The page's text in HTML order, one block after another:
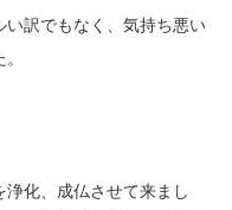
訳でもなく、気持ち悪い
浄化、成仏させて来まし